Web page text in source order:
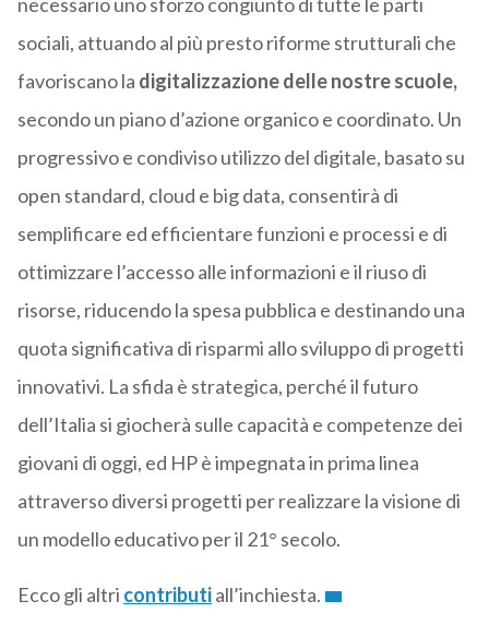
necessario uno sforzo congiunto di tutte le parti
sociali, attuando al più presto riforme strutturali che
favoriscano la digitalizzazione delle nostre scuole,
secondo un piano d’azione organico e coordinato. Un
progressivo e condiviso utilizzo del digitale, basato su
open standard, cloud e big data, consentirà di
semplificare ed efficientare funzioni e processi e di
ottimizzare l’accesso alle informazioni e il riuso di
risorse, riducendo la spesa pubblica e destinando una
quota significativa di risparmi allo sviluppo di progetti
innovativi. La sfida è strategica, perché il futuro
dell’Italia si giocherà sulle capacità e competenze dei
giovani di oggi, ed HP è impegnata in prima linea
attraverso diversi progetti per realizzare la visione di
un modello educativo per il 21° secolo.
Ecco gli altri contributiall’inchiesta.